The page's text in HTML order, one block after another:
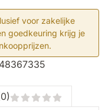
voor zakelijke
goedkeuring krijg je